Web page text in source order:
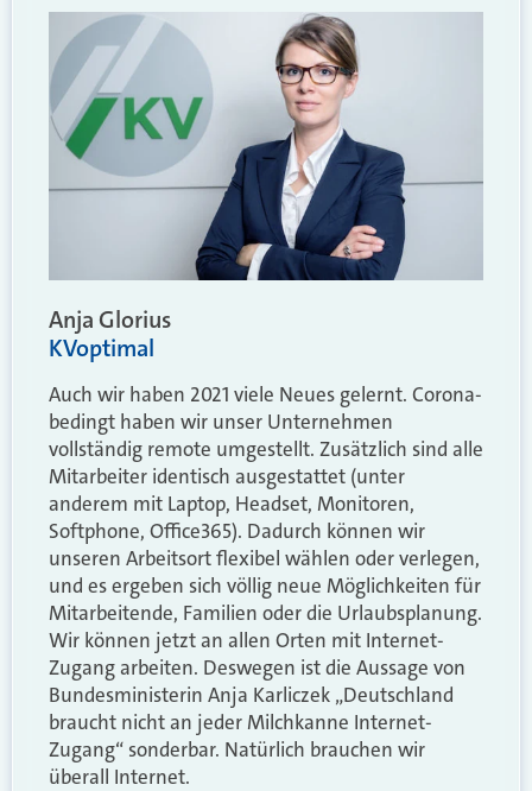
Anja Glorius
KVoptimal
Auch wir haben 2021 viele Neues gelernt. Corona-
bedingt haben wir unser Unternehmen
vollständig remote umgestellt. Zusätzlich sind alle
Mitarbeiter identisch ausgestattet (unter
anderem mit Laptop, Headset, Monitoren,
Softphone, Office365). Dadurch können wir
unseren Arbeitsort flexibel wählen oder verlegen,
und es ergeben sich völlig neue Möglichkeiten für
Mitarbeitende, Familien oder die Urlaubsplanung.
Wir können jetzt an allen Orten mit Internet-
Zugang arbeiten. Deswegen ist die Aussage von
Bundesministerin Anja Karliczek „Deutschland
braucht nicht an jeder Milchkanne Internet-
Zugang“ sonderbar. Natürlich brauchen wir
überall Internet.